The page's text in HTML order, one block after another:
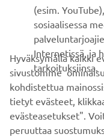
Ole ensimmäinen, joka
erikoistapahtumista,
Lue
käsittelemme
(esim.
sosiaalisessa
Internetissä, ja
tarkoituksiinsa.
Hyväksymällä kaikki
sivustomme
kohdistettua
tietyt evästeet,
evästeasetukset".
peruuttaa